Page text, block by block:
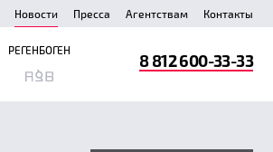
Новости Пресса Агентствам Контакты
РЕГЕНБОГЕН
8 812 600-33-33